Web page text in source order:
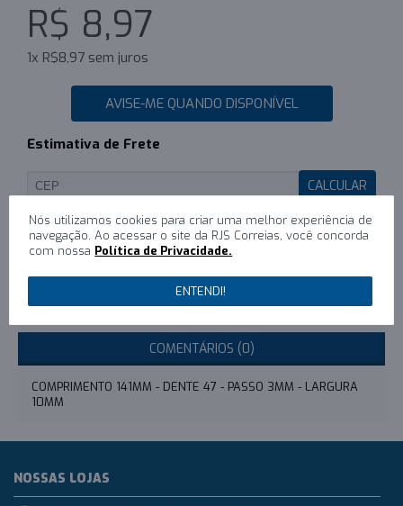
R$ 8,97
1x R$8,97 sem juros
AVISE-ME QUANDO DISPONÍVEL
Estimativa de Frete
CALCULAR
0/Escreva um comentário
COMENTÁRIOS (0)
COMPRIMENTO 141MM - DENTE 47 - PASSO 3MM - LARGURA
10MM
Nós utilizamos cookies para criar uma melhor experiência de
navegação. Ao acessar o site da RJS Correias, você concorda
com nossa Política de Privacidade.
ENTENDI!
NOSSAS LOJAS